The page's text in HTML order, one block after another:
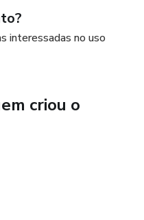
interessadas no uso
criou o